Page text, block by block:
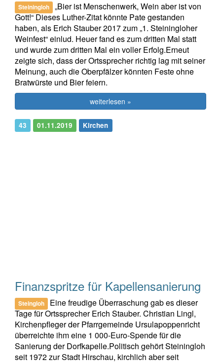
Steiningloh
„Bier ist Menschenwerk, Wein aber ist von
Gott!“ Dieses Luther-Zitat könnte Pate gestanden
haben, als Erich Stauber 2017 zum „1. Steiningloher
Weinfest“ einlud. Heuer fand es zum dritten Mal statt
und wurde zum dritten Mal ein voller Erfolg.Erneut
zeigte sich, dass der Ortssprecher richtig lag mit seiner
Meinung, auch die Oberpfälzer könnten Feste ohne
Bratwürste und Bier feiern.
weiterlesen »
43 01.11.2019 Kirchen
Finanzspritze für Kapellensanierung
Steingloh
Eine freudige Überraschung gab es dieser
Tage für Ortssprecher Erich Stauber. Christian Lingl,
Kirchenpfleger der Pfarrgemeinde Ursulapoppenricht
überreichte ihm eine 1 000-Euro-Spende für die
Sanierung der Dorfkapelle.Politisch gehört Steiningloh
seit 1972 zur Stadt Hirschau, kirchlich aber seit